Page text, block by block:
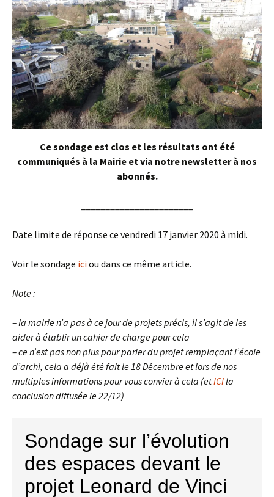
Ce sondage est clos et les résultats ont été
communiqués à la Mairie et via notre newsletter à nos
abonnés.
Date limite de réponse ce vendredi 17 janvier 2020 à midi.
Voir le sondage iciou dans ce même article.
Note :
– la mairie n’a pas à ce jour de projets précis, il s’agit de les
aider à établir un cahier de charge pour cela
– ce n’est pas non plus pour parler du projet remplaçant l’école
d’archi, cela a déjà été fait le 18 Décembre et lors de nos
multiples informations pour vous convier à cela (etICIla
conclusion diffusée le 22/12)